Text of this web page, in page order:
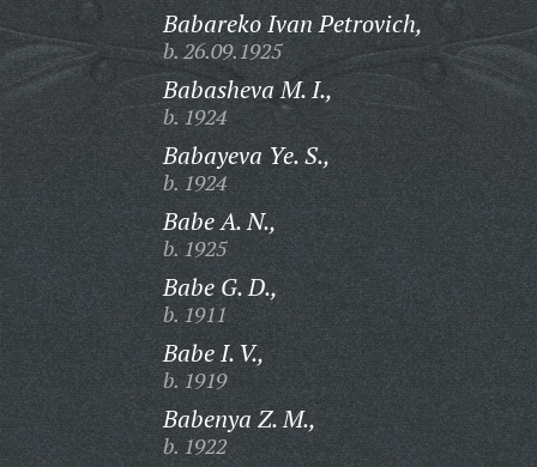
Babareko Ivan Petrovich,
b. 26.09.1925
Babasheva M. I.,
b. 1924
Babayeva Ye. S.,
b. 1924
Babe A. N.,
b. 1925
Babe G. D.,
b. 1911
Babe I. V.,
b. 1919
Babenya Z. M.,
b. 1922